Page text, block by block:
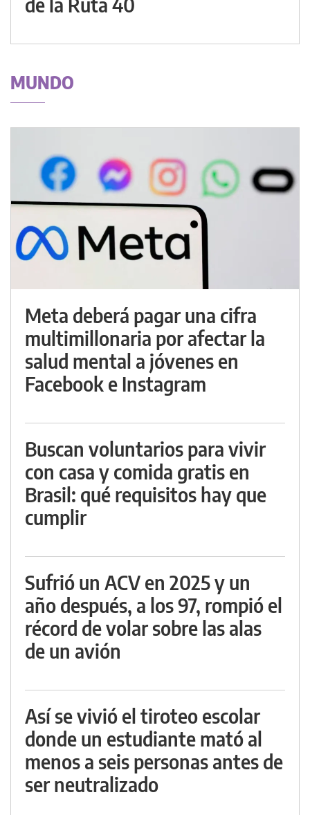
MUNDO
Meta deberá pagar una cifra
multimillonaria por afectar la
salud mental a jóvenes en
Facebook e Instagram
Buscan voluntarios para vivir
con casa y comida gratis en
Brasil: qué requisitos hay que
cumplir
Sufrió un ACV en 2025 y un
año después, a los 97, rompió el
récord de volar sobre las alas
de un avión
Así se vivió el tiroteo escolar
donde un estudiante mató al
menos a seis personas antes de
ser neutralizado